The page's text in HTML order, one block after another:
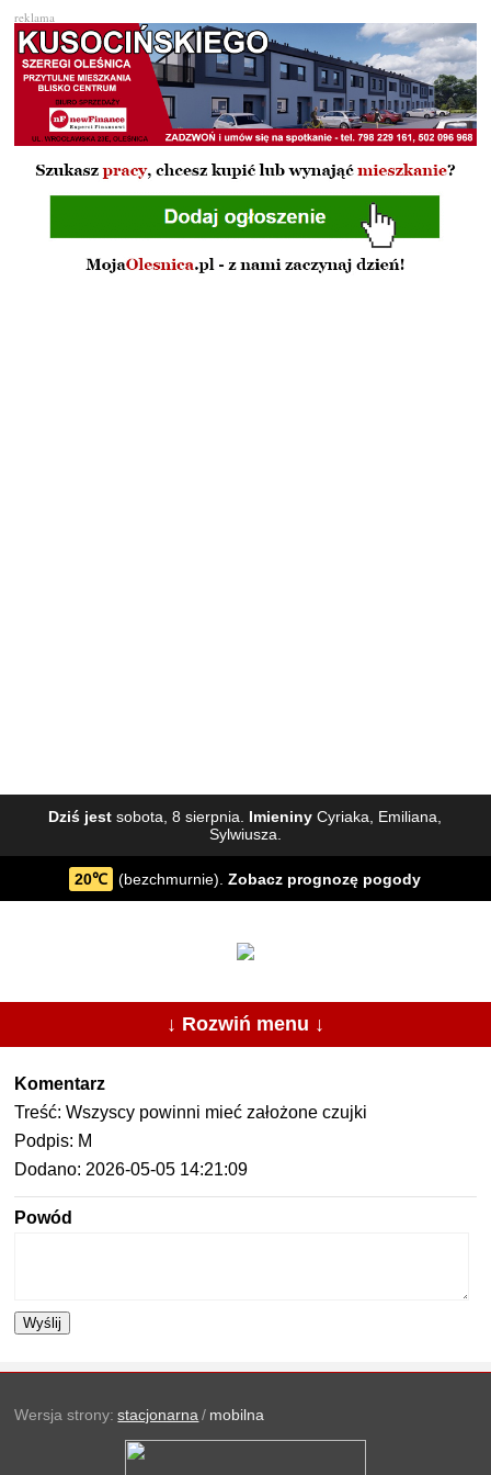
reklama
Dziś jest sobota, 8 sierpnia. Imieniny Cyriaka, Emiliana,
Sylwiusza.
20℃ (bezchmurnie).Zobacz prognozę pogody
↓ Rozwiń menu ↓
Komentarz
Treść: Wszyscy powinni mieć założone czujki
Podpis: M
Dodano: 2026-05-05 14:21:09
Powód
Wyślij
Wersja strony: stacjonarna / mobilna